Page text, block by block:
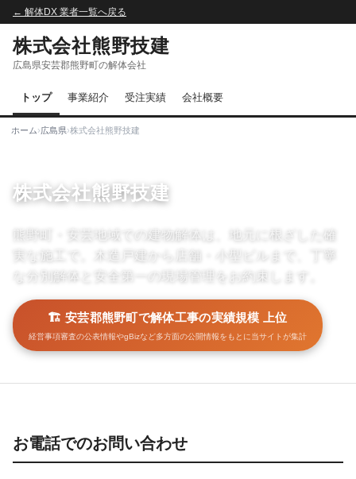
← 解体DX 業者一覧へ戻る
株式会社熊野技建
広島県安芸郡熊野町の解体会社
トップ 事業紹介 受注実績 会社概要
ホーム›広島県›株式会社熊野技建
株式会社熊野技建
熊野町・安芸地域での建物解体は、地元に根ざした確
実な施工で。木造戸建から店舗・小型ビルまで、丁寧
な分別解体と安全第一の現場管理をお約束します。
🏗️ 安芸郡熊野町で解体工事の実績規模 上位
経営事項審査の公表情報やgBizなど多方面の公開情報をもとに当サイトが集計
お電話でのお問い合わせ